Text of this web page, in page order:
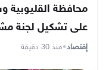
محافظة القليوبية
على تشكيل لجنة
إقتصاد•منذ 30 دقيقة